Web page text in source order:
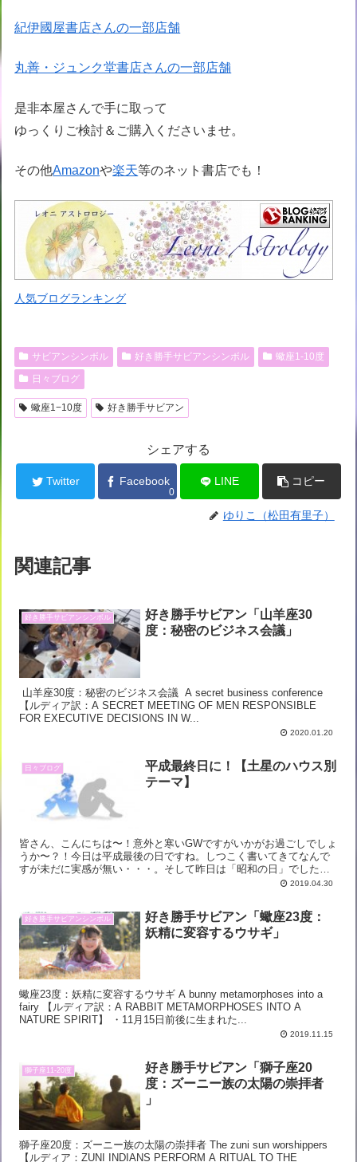
紀伊國屋書店さんの一部店舗
丸善・ジュンク堂書店さんの一部店舗
是非本屋さんで手に取って
ゆっくりご検討＆ご購入くださいませ。
その他Amazonや楽天等のネット書店でも！
人気ブログランキング
サビアンシンボル 好き勝手サビアンシンボル
蠍座1-10度
日々ブログ
蠍座1−10度 好き勝手サビアン
シェアする
Twitter Facebook
0
LINE コピー
ゆりこ（松田有里子）
関連記事
好き勝手サビアンシンボル
好き勝手サビアン「山羊座30
度：秘密のビジネス会議」
山羊座30度：秘密のビジネス会議 A secret business conference
【ルディア訳：A SECRET MEETING OF MEN RESPONSIBLE
FOR EXECUTIVE DECISIONS IN W...
2020.01.20
日々ブログ
平成最終日に！【土星のハウス別
テーマ】
皆さん、こんにちは〜！意外と寒いGWですがいかがお過ごしでしょ
うか〜？！今日は平成最後の日ですね。しつこく書いてきてなんで
すが未だに実感が無い・・・。そして昨日は「昭和の日」でした。
昭和天皇の誕生日です。平成になってからは「みどりの日」にな...
2019.04.30
好き勝手サビアンシンボル
好き勝手サビアン「蠍座23度：
妖精に変容するウサギ」
蠍座23度：妖精に変容するウサギ A bunny metamorphoses into a
fairy 【ルディア訳：A RABBIT METAMORPHOSES INTO A
NATURE SPIRIT】 ・11月15日前後に生まれた...
2019.11.15
獅子座11-20度
好き勝手サビアン「獅子座20
度：ズーニー族の太陽の崇拝者
」
獅子座20度：ズーニー族の太陽の崇拝者 The zuni sun worshippers
【ルディア：ZUNI INDIANS PERFORM A RITUAL TO THE